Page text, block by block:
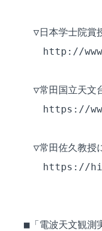
▽日本学士院賞
http://
▽常田国立天文
https://
▽常田佐久教授
https://
■「電波天文観測